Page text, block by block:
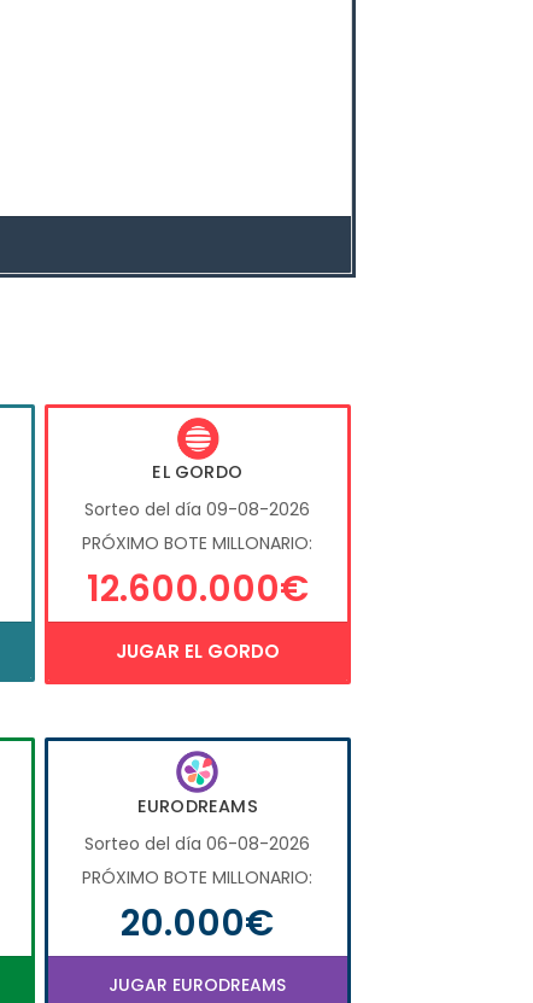
EL GORDO
Sorteo del día 09-08-2026
PRÓXIMO BOTE MILLONARIO:
12.600.000€
JUGAR EL GORDO
EURODREAMS
Sorteo del día 06-08-2026
PRÓXIMO BOTE MILLONARIO:
20.000€
JUGAR EURODREAMS